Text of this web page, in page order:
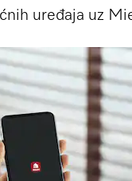
uređaja uz